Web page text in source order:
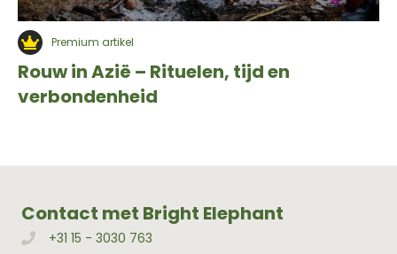
Premium artikel
Rouw in Azië – Rituelen, tijd en
verbondenheid
Contact met Bright Elephant
Bellen met Bright Elephant
+31 15 - 3030 763